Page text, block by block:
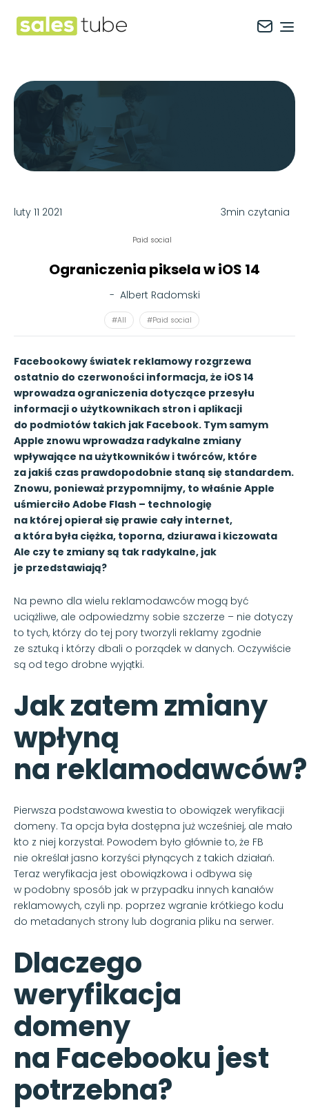
Salestube
luty 11 2021 3min czytania
Paid social
Ograniczenia piksela w iOS 14
- Albert Radomski
#All #Paid social
Facebookowy światek reklamowy rozgrzewa
ostatnio do czerwoności informacja, że iOS 14
wprowadza ograniczenia dotyczące przesyłu
informacji o użytkownikach stron i aplikacji
do podmiotów takich jak Facebook. Tym samym
Apple znowu wprowadza radykalne zmiany
wpływające na użytkowników i twórców, które
za jakiś czas prawdopodobnie staną się standardem.
Znowu, ponieważ przypomnijmy, to właśnie Apple
uśmierciło Adobe Flash – technologię
na której opierał się prawie cały internet,
a która była ciężka, toporna, dziurawa i kiczowata
Ale czy te zmiany są tak radykalne, jak
je przedstawiają?
Na pewno dla wielu reklamodawców mogą być
uciążliwe, ale odpowiedzmy sobie szczerze – nie dotyczy
to tych, którzy do tej pory tworzyli reklamy zgodnie
ze sztuką i którzy dbali o porządek w danych. Oczywiście
są od tego drobne wyjątki.
Jak zatem zmiany
wpłyną
na reklamodawców?
Pierwsza podstawowa kwestia to obowiązek weryfikacji
domeny. Ta opcja była dostępna już wcześniej, ale mało
kto z niej korzystał. Powodem było głównie to, że FB
nie określał jasno korzyści płynących z takich działań.
Teraz weryfikacja jest obowiązkowa i odbywa się
w podobny sposób jak w przypadku innych kanałów
reklamowych, czyli np. poprzez wgranie krótkiego kodu
do metadanych strony lub dogrania pliku na serwer.
Dlaczego
weryfikacja
domeny
na Facebooku jest
potrzebna?